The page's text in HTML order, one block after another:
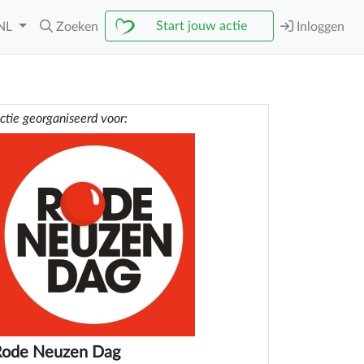
Zoeken Start jouw actie Inloggen
georganiseerd voor:
Neuzen Dag